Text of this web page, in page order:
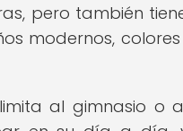
pero también
modernos,
al gimnasio o